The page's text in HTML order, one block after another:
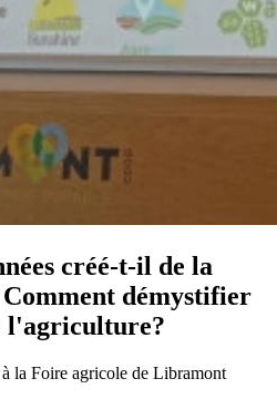
créé-t-il de la
démystifier
l'agriculture?
la Foire agricole de Libramont